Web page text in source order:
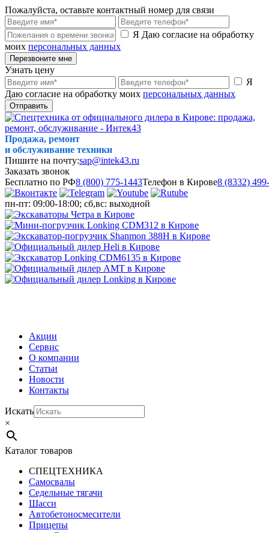
Пожалуйста, оставьте контактный номер для связи
Я Даю согласие на обработку
моих персональных данных
Перезвоните мне
Узнать цену
Я
Даю согласие на обработку моих персональных данных
Отправить
Продажа, ремонт
и обслуживание техники
Пишите на почту:sap@intek43.ru
Заказать звонок
Бесплатно по РФ8 (800) 775-1443Телефон в Кирове8 (8332)
пн-пт: 09:00-18:00; сб,вс: выходной
Акции
Сервис
О компании
Статьи
Новости
Контакты
Искать
×
Каталог товаров
СПЕЦТЕХНИКА
Самосвалы
Седельные тягачи
Шасси
Автобетоно­смесители
Прицепы